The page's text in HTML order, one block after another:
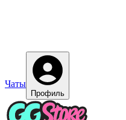
Чаты
Профиль